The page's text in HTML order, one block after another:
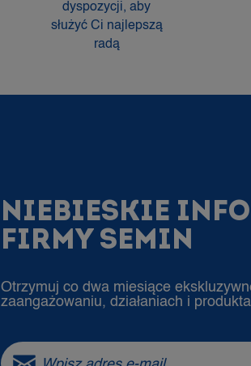
dyspozycji, aby
służyć Ci najlepszą
radą
NIEBIESKIE
FIRMY SEMIN
Otrzymuj co dwa miesiące
zaangażowaniu, działaniach i